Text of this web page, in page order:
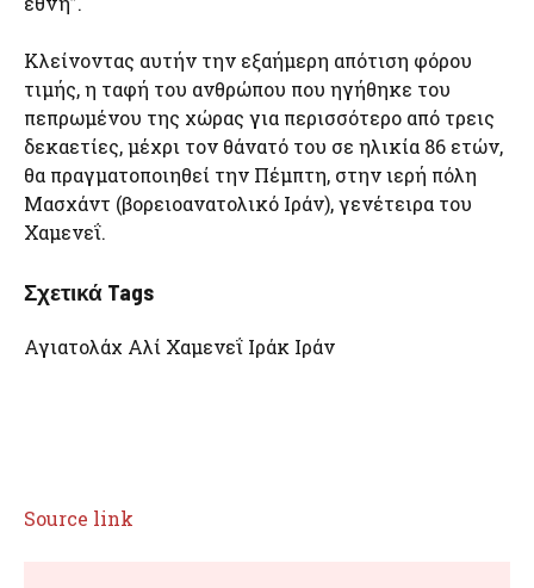
Κλείνοντας αυτήν την εξαήμερη απότιση φόρου
τιμής, η ταφή του ανθρώπου που ηγήθηκε του
πεπρωμένου της χώρας για περισσότερο από τρεις
δεκαετίες, μέχρι τον θάνατό του σε ηλικία 86 ετών,
θα πραγματοποιηθεί την Πέμπτη, στην ιερή πόλη
Μασχάντ (βορειοανατολικό Ιράν), γενέτειρα του
Χαμενεΐ.
Σχετικά Tags
Αγιατολάχ Αλί Χαμενεΐ Ιράκ Ιράν
Source link